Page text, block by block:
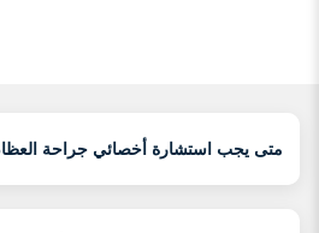
متى يجب استشارة أخصائي جراحة